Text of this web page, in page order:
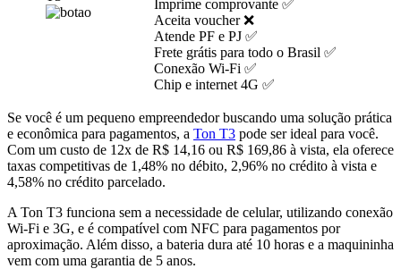
Imprime comprovante ✅
Aceita voucher ❌
Atende PF e PJ ✅
Frete grátis para todo o Brasil ✅
Conexão Wi-Fi ✅
Chip e internet 4G ✅
Se você é um pequeno empreendedor buscando uma solução prática
e econômica para pagamentos, a Ton T3 pode ser ideal para você.
Com um custo de 12x de R$ 14,16 ou R$ 169,86 à vista, ela oferece
taxas competitivas de 1,48% no débito, 2,96% no crédito à vista e
4,58% no crédito parcelado.
A Ton T3 funciona sem a necessidade de celular, utilizando conexão
Wi-Fi e 3G, e é compatível com NFC para pagamentos por
aproximação. Além disso, a bateria dura até 10 horas e a maquininha
vem com uma garantia de 5 anos.